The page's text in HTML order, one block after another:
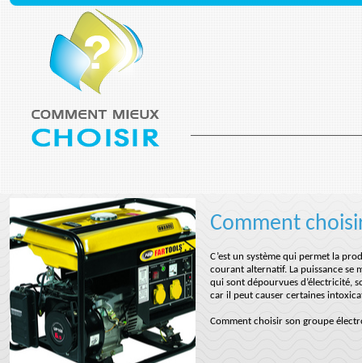
Comment
C’est un système qui permet la
courant alternatif. La puissance se
qui sont dépourvues d’électricité,
car il peut causer certaines
Comment choisir son groupe